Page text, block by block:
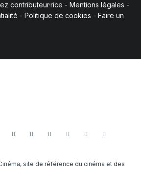
contributeur·rice - Mentions légales -
- Politique de cookies - Faire un
site de référence du cinéma et des